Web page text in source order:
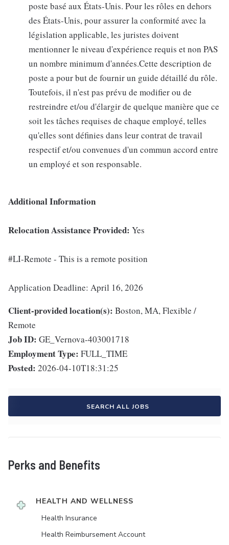
poste basé aux États-Unis. Pour les rôles en dehors
des États-Unis, pour assurer la conformité avec la
législation applicable, les juristes doivent
mentionner le niveau d'expérience requis et non PAS
un nombre minimum d'années.Cette description de
poste a pour but de fournir un guide détaillé du rôle.
Toutefois, il n'est pas prévu de modifier ou de
restreindre et/ou d'élargir de quelque manière que ce
soit les tâches requises de chaque employé, telles
qu'elles sont définies dans leur contrat de travail
respectif et/ou convenues d'un commun accord entre
un employé et son responsable.
Additional Information
Relocation Assistance Provided: Yes
#LI-Remote - This is a remote position
Application Deadline: April 16, 2026
Client-provided location(s): Boston, MA, Flexible /
Remote
Job ID: GE_Vernova-403001718
Employment Type: FULL_TIME
Posted: 2026-04-10T18:31:25
SEARCH ALL JOBS
Perks and Benefits
HEALTH AND WELLNESS
Health Insurance
Health Reimbursement Account